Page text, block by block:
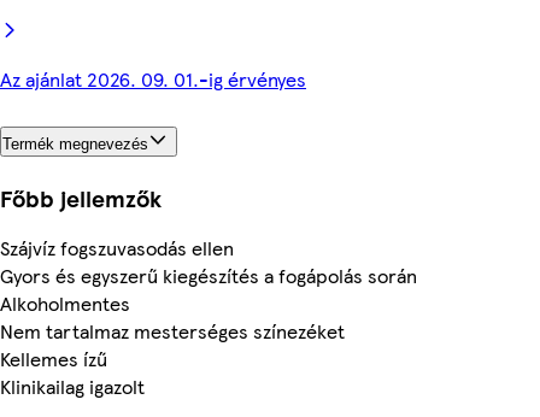
Az ajánlat 2026. 09. 01.-ig érvényes
Termék megnevezés
Főbb jellemzők
Szájvíz fogszuvasodás ellen
Gyors és egyszerű kiegészítés a fogápolás során
Alkoholmentes
Nem tartalmaz mesterséges színezéket
Kellemes ízű
Klinikailag igazolt